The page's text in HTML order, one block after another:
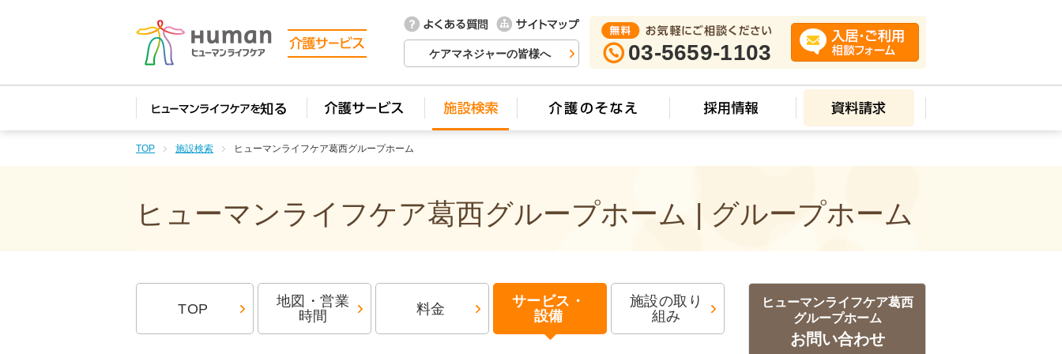
ケアマネジャーの皆様へ 03-5659-1103
TOP 施設検索 ヒューマンライフケア葛西グループホーム
ヒューマンライフケア葛西グループホーム | グループホーム
TOP
地図・営業
時間
料金
サービス・
設備
施設の取り
組み
ヒューマンライフケア葛西
グループホーム
お問い合わせ